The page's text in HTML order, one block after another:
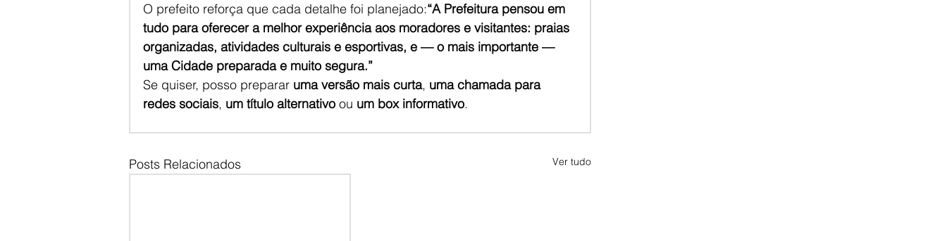
O prefeito reforça que cada detalhe foi planejado:“A Prefeitura pensou em
tudo para oferecer a melhor experiência aos moradores e visitantes: praias
organizadas, atividades culturais e esportivas, e — o mais importante —
uma Cidade preparada e muito segura.”
Se quiser, posso preparar uma versão mais curta, uma chamada para
redes sociais, um título alternativo ou um box informativo.
Posts Relacionados Ver tudo